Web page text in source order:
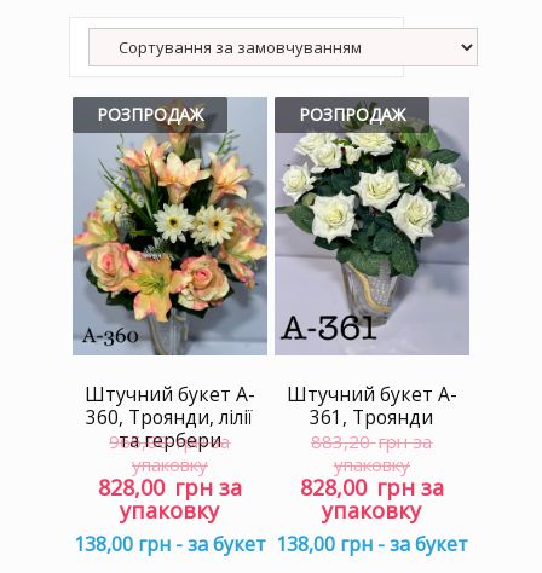
РОЗПРОДАЖ
Штучний букет A-
360, Троянди, лілії
та гербери
966,00грн за
упаковку
Оригінальна
ціна:
966,00 грн
за
828,00 грн за
упаковку
Поточна
828,00 грн
за
138,00 грн - за букет
РОЗПРОДАЖ
Штучний букет A-
361, Троянди
883,20грн за
упаковку
Оригінальна
ціна:
883,20 грн
за
828,00 грн за
упаковку
828,00
138,00 грн - за букет